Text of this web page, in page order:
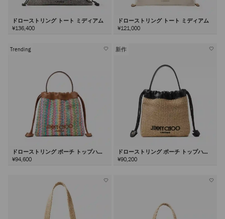
ドローストリング トート ミディアム
¥136,400
ドローストリング トート ミディアム
¥121,000
Trending
ドローストリング ポーチ トップハン
ドル
¥94,600
新作
ドローストリング ポーチ トップハン
ドル
¥90,200